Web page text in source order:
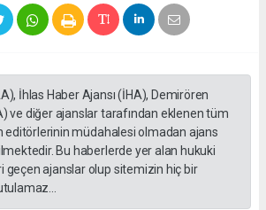
İhlas Haber Ajansı (İHA), Demirören
ve diğer ajanslar tarafından eklenen tüm
editörlerinin müdahalesi olmadan ajans
Bu haberlerde yer alan hukuki
geçen ajanslar olup sitemizin hiç bir